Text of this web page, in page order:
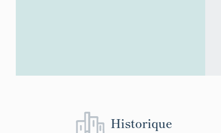
Historique